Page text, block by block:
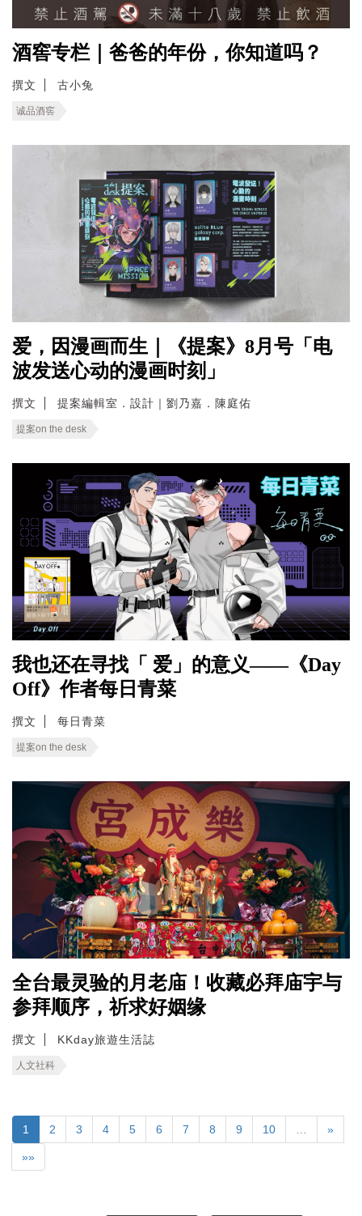
酒窖专栏｜爸爸的年份，你知道吗？
撰文 古小兔
诚品酒窖
爱，因漫画而生｜《提案》8月号「电
波发送心动的漫画时刻」
撰文 提案編輯室．設計｜劉乃嘉．陳庭佑
提案on the desk
我也还在寻找「 爱」的意义——《Day
Off》作者每日青菜
撰文 每日青菜
提案on the desk
全台最灵验的月老庙！收藏必拜庙宇与
参拜顺序，祈求好姻缘
撰文 KKday旅遊生活誌
人文社科
1 2 3 4 5 6 7 8 9 10 »
»»